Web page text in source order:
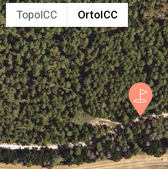
TopoICC OrtoICC